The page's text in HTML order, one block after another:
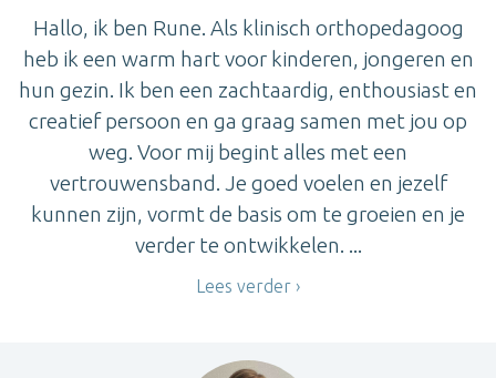
Hallo, ik ben Rune. Als klinisch orthopedagoog
heb ik een warm hart voor kinderen, jongeren en
hun gezin. Ik ben een zachtaardig, enthousiast en
creatief persoon en ga graag samen met jou op
weg. Voor mij begint alles met een
vertrouwensband. Je goed voelen en jezelf
kunnen zijn, vormt de basis om te groeien en je
verder te ontwikkelen. ...
Lees verder